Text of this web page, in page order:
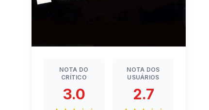
NOTA DO
CRÍTICO
3.0
NOTA DOS
USUÁRIOS
2.7